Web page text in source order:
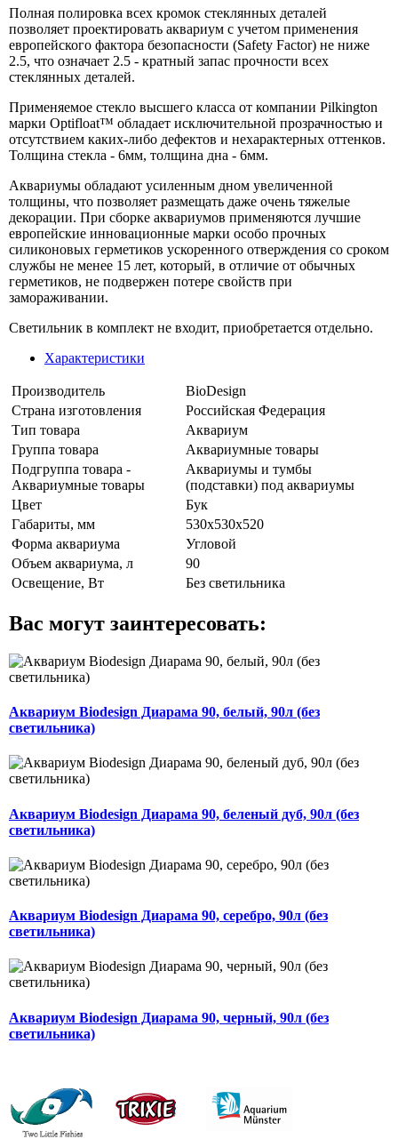
Полная полировка всех кромок стеклянных деталей
позволяет проектировать аквариум с учетом применения
европейского фактора безопасности (Safety Factor) не ниже
2.5, что означает 2.5 - кратный запас прочности всех
стеклянных деталей.
Применяемое стекло высшего класса от компании Pilkington
марки Optifloat™ обладает исключительной прозрачностью и
отсутствием каких-либо дефектов и нехарактерных оттенков.
Толщина стекла - 6мм, толщина дна - 6мм.
Аквариумы обладают усиленным дном увеличенной
толщины, что позволяет размещать даже очень тяжелые
декорации. При сборке аквариумов применяются лучшие
европейские инновационные марки особо прочных
силиконовых герметиков ускоренного отверждения со сроком
службы не менее 15 лет, который, в отличие от обычных
герметиков, не подвержен потере свойств при
замораживании.
Светильник в комплект не входит, приобретается отдельно.
Характеристики
Производитель
BioDesign
Страна изготовления
Российская Федерация
Тип товара
Аквариум
Группа товара
Аквариумные товары
Подгруппа товара -
Аквариумные товары
Аквариумы и тумбы
(подставки) под аквариумы
Цвет
Бук
Габариты, мм
530х530х520
Форма аквариума
Угловой
Объем аквариума, л
90
Освещение, Вт
Без светильника
Вас могут заинтересовать:
Аквариум Biodesign Диарама 90, белый, 90л (без
светильника)
Аквариум Biodesign Диарама 90, беленый дуб, 90л (без
светильника)
Аквариум Biodesign Диарама 90, серебро, 90л (без
светильника)
Аквариум Biodesign Диарама 90, черный, 90л (без
светильника)